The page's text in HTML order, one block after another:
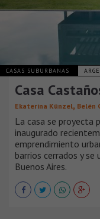
CASAS SUBURBANAS
Casa
Ekaterina Künzel, Belén
La casa se proyecta
inaugurado
emprendimiento
barrios cerrados y
Buenos Aires.